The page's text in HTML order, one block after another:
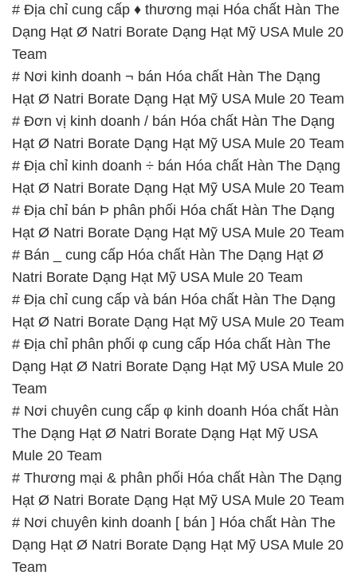
# Địa chỉ cung cấp ♦ thương mại Hóa chất Hàn The
Dạng Hạt Ø Natri Borate Dạng Hạt Mỹ USA Mule 20
Team
# Nơi kinh doanh ¬ bán Hóa chất Hàn The Dạng
Hạt Ø Natri Borate Dạng Hạt Mỹ USA Mule 20 Team
# Đơn vị kinh doanh / bán Hóa chất Hàn The Dạng
Hạt Ø Natri Borate Dạng Hạt Mỹ USA Mule 20 Team
# Địa chỉ kinh doanh ÷ bán Hóa chất Hàn The Dạng
Hạt Ø Natri Borate Dạng Hạt Mỹ USA Mule 20 Team
# Địa chỉ bán Þ phân phối Hóa chất Hàn The Dạng
Hạt Ø Natri Borate Dạng Hạt Mỹ USA Mule 20 Team
# Bán _ cung cấp Hóa chất Hàn The Dạng Hạt Ø
Natri Borate Dạng Hạt Mỹ USA Mule 20 Team
# Địa chỉ cung cấp và bán Hóa chất Hàn The Dạng
Hạt Ø Natri Borate Dạng Hạt Mỹ USA Mule 20 Team
# Địa chỉ phân phối φ cung cấp Hóa chất Hàn The
Dạng Hạt Ø Natri Borate Dạng Hạt Mỹ USA Mule 20
Team
# Nơi chuyên cung cấp φ kinh doanh Hóa chất Hàn
The Dạng Hạt Ø Natri Borate Dạng Hạt Mỹ USA
Mule 20 Team
# Thương mại & phân phối Hóa chất Hàn The Dạng
Hạt Ø Natri Borate Dạng Hạt Mỹ USA Mule 20 Team
# Nơi chuyên kinh doanh [ bán ] Hóa chất Hàn The
Dạng Hạt Ø Natri Borate Dạng Hạt Mỹ USA Mule 20
Team